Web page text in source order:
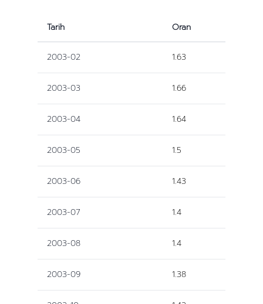
Tarih Oran
2003-02 1.63
2003-03 1.66
2003-04 1.64
2003-05 1.5
2003-06 1.43
2003-07 1.4
2003-08 1.4
2003-09 1.38